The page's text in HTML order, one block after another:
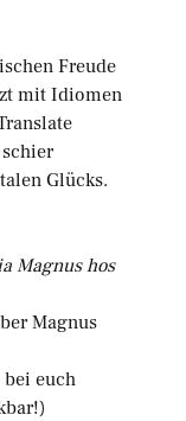
Freude
mit Idiomen
Glücks.
Magnus hos
Magnus
bei euch